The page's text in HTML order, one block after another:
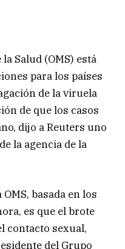
Salud (OMS) está
para los países
de la viruela
de que los casos
dijo a Reuters uno
la agencia de la
basada en los
es que el brote
contacto sexual,
del Grupo